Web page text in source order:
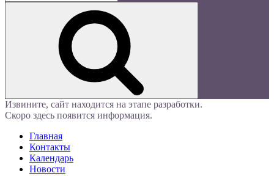
Извините, сайт находится на этапе разработки.
Скоро здесь появится информация.
Главная
Контакты
Календарь
Новости